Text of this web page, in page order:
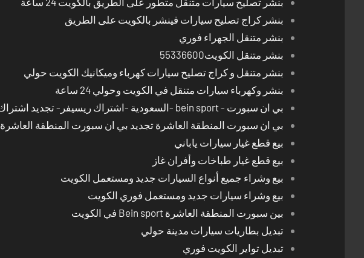
بنشر كراج تصليح سيارات فينشر بالكويت على الطريق
بنشر متنقل الجهراء فوري
بنشر متنقل الكويت55336600
بنشر متنقل و كراج تصليح سيارات كهرباء وميكانيك الكويت حولي
بنشر وكهرباء سيارات متنقل في الكويت وحولي 24 ساعة
بي ان سبورت - bein sport -السعودية -اشتراك ريسيفر- تجديد اشتراك
بي ان سبورت المنطقة العاشرة تجديد بي ان سبورت المنطقة العاشرة
بيع قطع غيار سيارات ياباني
بيع قطع غيار طباخات وأفران غاز
بيع وشراء جميع أنواع السيارات جديد ومستعمل الكويت
بيع وشراء سيارات جديد ومستعمل فوري الكويت
بين سبورت المنطقة العاشرة Bein sport في الكويت
تبديل بطاريات سيارات مدينة حولي
تبديل تواير الكويت فوري